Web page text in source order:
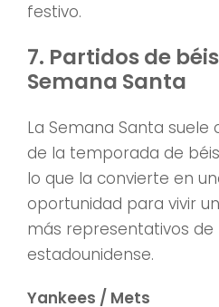
festivo.
7. Partidos de
Semana Santa
La Semana Santa suele
de la temporada de
lo que la convierte en
oportunidad para vivir
más representativos de
estadounidense.
Yankees / Mets